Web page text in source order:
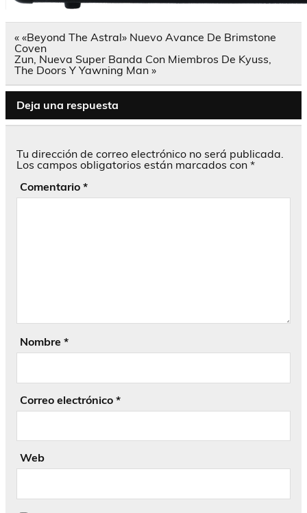
Navegación
de
entradas
« «Beyond The Astral» Nuevo Avance De Brimstone
Coven
Zun, Nueva Super Banda Con Miembros De Kyuss,
The Doors Y Yawning Man »
Deja una respuesta
Tu dirección de correo electrónico no será publicada.
Los campos obligatorios están marcados con *
Comentario *
Nombre *
Correo electrónico *
Web